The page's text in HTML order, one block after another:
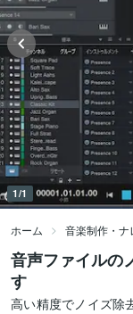
1/1
ホーム 音楽制作・ナ
音声ファイルの
す
高い精度でノイズ除